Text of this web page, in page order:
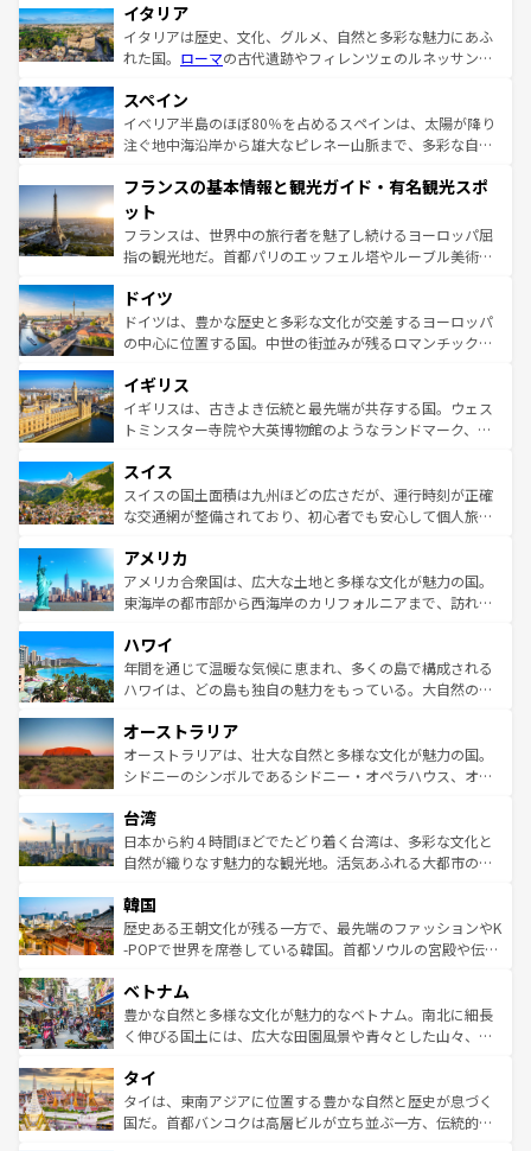
イタリア
イタリアは歴史、文化、グルメ、自然と多彩な魅力にあふ
れた国。 ローマの古代遺跡やフィレンツェのルネッサンス
ろん、トスカーナの美しい田園風景やアマルフィ海岸の絶
景など、自然景観も見逃せない。観光の合間には、本場の
ピザやパスタなど、絶品のイタリア料理を堪能することも
ませてくれるイタリアで、忘れられない旅をしてみよう！
なお、新着のイタリア情報は
しい。
スペイン
イベリア半島のほぼ80％を占めるスペインは、太陽が降り
注ぐ地中海沿岸から雄大なピレネー山脈まで、多彩な自然
文化が根付くこの国では、情熱的なフラメンコ、熱気あふ
れる闘牛、そして美味しいタパスが生活の一部となってい
る。首都マドリードの洗練された雰囲気や、バルセロナの
アートに溢れた街角から、地方では古代ローマ遺跡や中世
せる。地方によって風土や気候が異なるスペインはその個
性で訪れる人を魅了する。 なお、新着のスペイン情報は コ
ンテンツ一覧を参照してほしい。
フランスの基本情報と観光ガイド・有名観光スポ
ット
フランスは、世界中の旅行者を魅了し続けるヨーロッパ屈
指の観光地だ。首都パリのエッフェル塔やルーブル美術館
で、幅広い魅力が詰まっている。華麗な宮殿、歴史的な大
聖堂、美しいビーチ、そして豊かな自然が、訪れる者を心
から魅了する。また、フランスは美食の国としても知ら
いる。シャンパンの発祥地であるランス、プロヴァンスの
香り高いラベンダー畑など、多彩な楽しみ方が可能だ。さ
らに、パリ以外の地域にも魅力が溢れており、どの街角に
れる地方に足を運ぶとそれぞれで全く異なる文化を体験で
きるだろう。 なお、新着のフランス情報はコンテンツ一覧
を参照してほしい。
ドイツ
ドイツは、豊かな歴史と多彩な文化が交差するヨーロッパ
の中心に位置する国。中世の街並みが残るロマンチック街
顔を持つこの国は、どこを歩いても飽きることがない。ベ
ルリンの文化的活気、バイエルン州のアルプスの絶景、そ
してライン川沿いのワイン畑といった風景は必見。ビール
は、お酒好きな人にはぜひ体験してほしい。 なお、新着の
ドイツ情報はコンテンツ一覧を参照してほしい。
イギリス
イギリスは、古きよき伝統と最先端が共存する国。ウェス
トミンスター寺院や大英博物館のようなランドマーク、歴
リアごとに異なる魅力がある。また、優雅なアフタヌーン
ティー、ビール好きにはたまらない英国パブ、サッカー観
戦など、本場だからこそできる体験も豊富。イギリスを旅
ンツ一覧を参照してほしい。
スイス
スイスの国土面積は九州ほどの広さだが、運行時刻が正確
な交通網が整備されており、初心者でも安心して個人旅行
の建物がそのまま残る町や、スイスならではのユニークな
博物館もあり、アルプス観光だけでなく町歩きも満喫する
ことができる。国民の所得が高いため物価も高いが、旅行
ば市内交通費無料で観光を楽しむこともできる。 なお、新
着のスイス情報はコンテンツ一覧 を参照してほしい。
アメリカ
アメリカ合衆国は、広大な土地と多様な文化が魅力の国。
東海岸の都市部から西海岸のカリフォルニアまで、訪れる
のような巨大都市は、観光、ショッピング、エンターテイ
ンメントが詰まった刺激的なスポットだ。一方、アメリカ
西部には大自然が広がり、グランドキャニオンやイエロー
部のニューオーリンズでは、音楽と美食が融合した独特の
文化が魅力。旅行者はアメリカの各地域で異なる魅力を楽
しみながら、その多様性と豊かな歴史を感じることができ
ならではの贅沢な旅のスタイルだ。 なお、新着のアメリカ
情報はコンテンツ一覧を参照してほしい。
ハワイ
年間を通じて温暖な気候に恵まれ、多くの島で構成される
ハワイは、どの島も独自の魅力をもっている。大自然の神
ワイ島は見逃せない。また、定番の観光地といえばオアフ
島だが、静かな自然を求めるならマウイ島やカウアイ島が
おすすめ。エメラルドグリーンに輝く海をはじめ、豊かな
れるおもてなしの心で訪れる人々を迎えてくれるハワイの
人々、おいしいローカルフードやハワイアンミュージッ
ク、伝統的なフラダンスなど、すべてがハワイの魅力を彩
ワイを、存分に味わってほしい。 なお、新着のハワイ情報
はコンテンツ一覧を参照してほしい。
オーストラリア
オーストラリアは、壮大な自然と多様な文化が魅力の国。
シドニーのシンボルであるシドニー・オペラハウス、オー
リアリーフや大陸中央部にそびえるウルル（エアーズロッ
ク）、タスマニアの美しい原生林やケアンズの熱帯雨林な
ど、見どころがたくさん。また、カフェやワイン、オージ
いる。アクティビティも充実しており、サーフィンやダイ
ビング、ハイキングなど、アウトドア好きにはたまらな
い。オーストラリアの多彩な魅力を存分に味わいつくそ
参照してほしい。
台湾
日本から約４時間ほどでたどり着く台湾は、多彩な文化と
自然が織りなす魅力的な観光地。活気あふれる大都市の台
ン）、静ひつな山岳地帯である台湾東部など、都市の喧騒
と山間の静けさが共存しており、訪れる人に新しい発見と
驚きをもたらしてくれる。また、奥深い台湾の食文化も魅
容にもいいと評判のスイーツなど、バラエティ豊かな料理
が味わえる。 なお、新着の台湾情報は コンテンツ一覧を参
照してほしい。
韓国
歴史ある王朝文化が残る一方で、最先端のファッションやK
-POPで世界を席巻している韓国。首都ソウルの宮殿や伝統
き、地方に足を延ばせば四季折々の自然美を楽しむことが
できる。そして、キムチや焼肉、絶品のストリートフード
まで、さまざまな韓国料理が待っている。夜には、韓国な
リティに包まれながら、韓国の多彩な魅力を心ゆくまで味
わってみてほしい。 なお、新着の韓国情報はコンテンツ一
覧を参照してほしい。
ベトナム
豊かな自然と多様な文化が魅力的なベトナム。南北に細長
く伸びる国土には、広大な田園風景や青々とした山々、世
急速な発展と共に伝統が息づく。ハノイの古い町並みやホ
ーチミン市のフランス統治時代の建物も、独特の雰囲気を
醸し出している。また、バラエティの豊かさとおいしさで
タイ
タイは、東南アジアに位置する豊かな自然と歴史が息づく
国だ。首都バンコクは高層ビルが立ち並ぶ一方、伝統的な